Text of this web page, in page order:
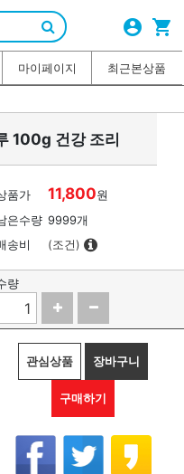
account_circle shopping_cart
마이페이지 최근본상품
100g 건강 조리
품가 11,800원
은수량 9999개
송비
(조건)
량
관심상품 장바구니
구매하기